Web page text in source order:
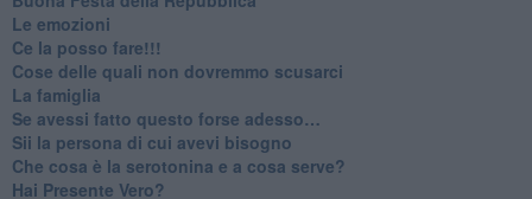
Le emozioni
​Ce la posso fare!!!
​Cose delle quali non dovremmo scusarci
​La famiglia
​Se avessi fatto questo forse adesso…
​Sii la persona di cui avevi bisogno
Che cosa è la serotonina e a cosa serve?
​Hai Presente Vero?